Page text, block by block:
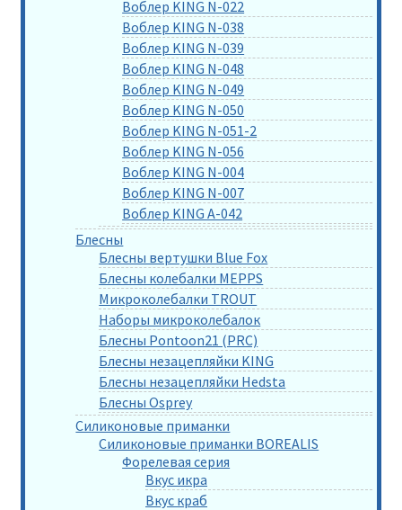
Воблер KING N-022
Воблер KING N-038
Воблер KING N-039
Воблер KING N-048
Воблер KING N-049
Воблер KING N-050
Воблер KING N-051-2
Воблер KING N-056
Воблер KING N-004
Воблер KING N-007
Воблер KING A-042
Блесны
Блесны вертушки Blue Fox
Блесны колебалки MEPPS
Микроколебалки TROUT
Наборы микроколебалок
Блесны Pontoon21 (PRC)
Блесны незацепляйки KING
Блесны незацепляйки Hedsta
Блесны Osprey
Силиконовые приманки
Силиконовые приманки BOREALIS
Форелевая серия
Вкус икра
Вкус краб